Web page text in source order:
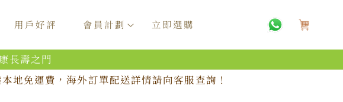
用戶好評 會員計劃 立即選購
物
長壽之門
地免運費，海外訂單配送詳情請向客服查詢！